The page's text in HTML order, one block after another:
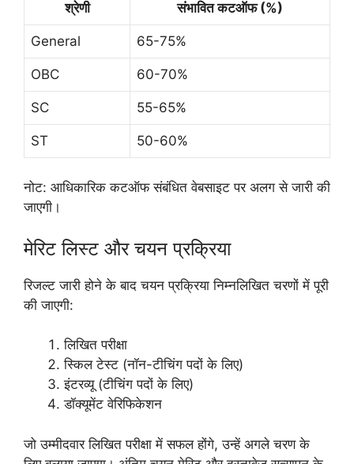
श्रेणी संभावित कटऑफ (%)
General 65-75%
OBC 60-70%
SC 55-65%
ST 50-60%
नोट: आधिकारिक कटऑफ संबंधित वेबसाइट पर अलग से जारी की
जाएगी।
मेरिट लिस्ट और चयन प्रक्रिया
रिजल्ट जारी होने के बाद चयन प्रक्रिया निम्नलिखित चरणों में पूरी
की जाएगी:
लिखित परीक्षा
स्किल टेस्ट (नॉन-टीचिंग पदों के लिए)
इंटरव्यू (टीचिंग पदों के लिए)
डॉक्यूमेंट वेरिफिकेशन
जो उम्मीदवार लिखित परीक्षा में सफल होंगे, उन्हें अगले चरण के